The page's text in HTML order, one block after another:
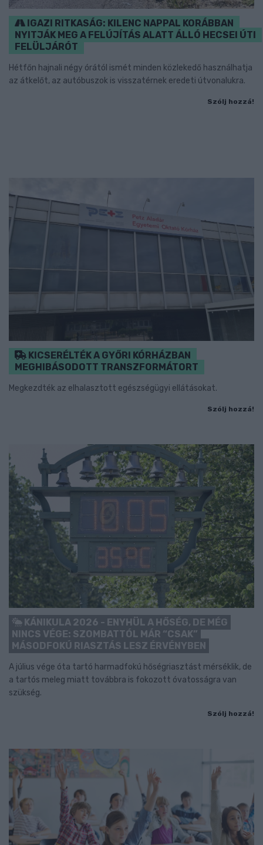
IGAZI RITKASÁG: KILENC NAPPAL KORÁBBAN
NYITJÁK MEG A FELÚJÍTÁS ALATT ÁLLÓ HECSEI ÚTI
FELÜLJÁRÓT
Hétfőn hajnali négy órától ismét minden közlekedő használhatja
az átkelőt, az autóbuszok is visszatérnek eredeti útvonalukra.
Szólj hozzá!
KICSERÉLTÉK A GYŐRI KÓRHÁZBAN
MEGHIBÁSODOTT TRANSZFORMÁTORT
Megkezdték az elhalasztott egészségügyi ellátásokat.
Szólj hozzá!
KÁNIKULA 2026 - ENYHÜL A HŐSÉG, DE MÉG
NINCS VÉGE: SZOMBATTÓL MÁR “CSAK”
MÁSODFOKÚ RIASZTÁS LESZ ÉRVÉNYBEN
A július vége óta tartó harmadfokú hőségriasztást mérséklik, de
a tartós meleg miatt továbbra is fokozott óvatosságra van
szükség.
Szólj hozzá!